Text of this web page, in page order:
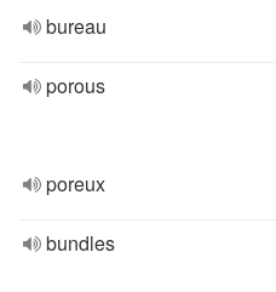
bureau
porous
poreux
bundles